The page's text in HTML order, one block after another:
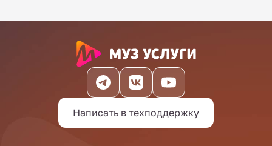
Написать в техподдержку